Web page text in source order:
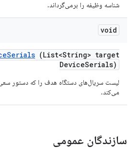
شناسه وظیفه را برمی‌گرداند.
void
Serials (List<String> target
DeviceSerials)
لیست سریال‌های دستگاه هدف را که دستور سعی
می‌کند.
سازندگان عمومی